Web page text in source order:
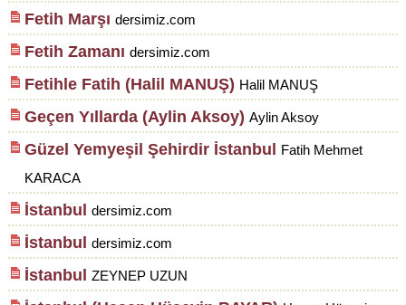
Fetih Marşı dersimiz.com
Fetih Zamanı dersimiz.com
Fetihle Fatih (Halil MANUŞ) Halil MANUŞ
Geçen Yıllarda (Aylin Aksoy) Aylin Aksoy
Güzel Yemyeşil Şehirdir İstanbul
Fatih Mehmet
KARACA
İstanbul dersimiz.com
İstanbul dersimiz.com
İstanbul ZEYNEP UZUN